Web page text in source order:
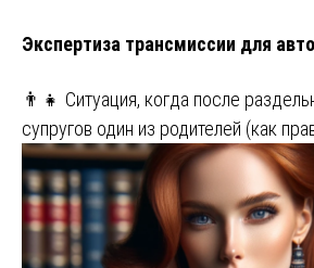
Экспертиза трансмиссии для
👨‍👧 Ситуация, когда после
супругов один из родителей (как